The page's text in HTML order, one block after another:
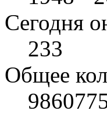
Сегодня
233
Общее